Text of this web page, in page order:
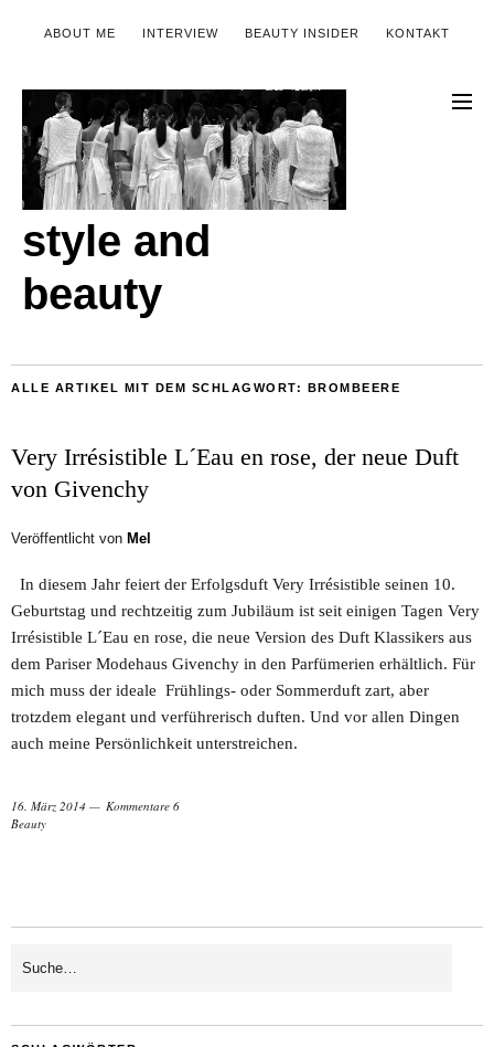
ABOUT ME INTERVIEW BEAUTY INSIDER KONTAKT
style and
beauty
ALLE ARTIKEL MIT DEM SCHLAGWORT: BROMBEERE
Very Irrésistible L´Eau en rose, der neue Duft
von Givenchy
Veröffentlicht von Mel
In diesem Jahr feiert der Erfolgsduft Very Irrésistible seinen 10.
Geburtstag und rechtzeitig zum Jubiläum ist seit einigen Tagen Very
Irrésistible L´Eau en rose, die neue Version des Duft Klassikers aus
dem Pariser Modehaus Givenchy in den Parfümerien erhältlich. Für
mich muss der ideale Frühlings- oder Sommerduft zart, aber
trotzdem elegant und verführerisch duften. Und vor allen Dingen
auch meine Persönlichkeit unterstreichen.
16. März 2014
Kommentare 6
Beauty